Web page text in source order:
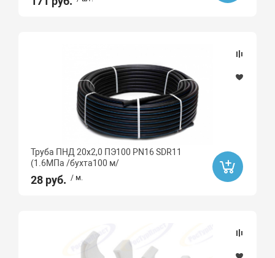
Труба ПНД 20х2,0 ПЭ100 PN16 SDR11
(1.6МПа /бухта100 м/
28 руб. / м.